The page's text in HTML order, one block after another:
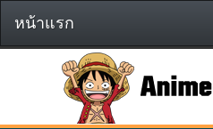
หน้าแรก